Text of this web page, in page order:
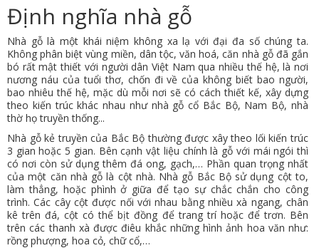
HÀNG
TRỢ
GIÚP
LIÊN
HỆ
GIỎ
HÀNG
Định nghĩa nhà gỗ
Nhà gỗ là một khái niệm không xa lạ với đại đa số chúng ta.
Không phân biệt vùng miền, dân tộc, văn hoá, căn nhà gỗ đã gắn
bó rất mật thiết với người dân Việt Nam qua nhiều thế hệ, là nơi
nương náu của tuổi thơ, chốn đi về của không biết bao người,
bao nhiêu thế hệ, mặc dù mỗi nơi sẽ có cách thiết kế, xây dựng
theo kiến trúc khác nhau như nhà gỗ cổ Bắc Bộ, Nam Bộ, nhà
thờ họ truyền thống...
Nhà gỗ kẻ truyền của Bắc Bộ thường được xây theo lối kiến trúc
3 gian hoặc 5 gian. Bên cạnh vật liệu chính là gỗ với mái ngói thì
có nơi còn sử dụng thêm đá ong, gạch,… Phần quan trọng nhất
của một căn nhà gỗ là cột nhà. Nhà gỗ Bắc Bộ sử dụng cột to,
làm thẳng, hoặc phình ở giữa để tạo sự chắc chắn cho công
trình. Các cây cột được nối với nhau bằng nhiều xà ngang, chân
kê trên đá, cột có thể bịt đồng để trang trí hoặc để trơn. Bên
trên các thanh xà được điêu khắc những hình ảnh hoa văn như:
rồng phượng, hoa cỏ, chữ cổ,…